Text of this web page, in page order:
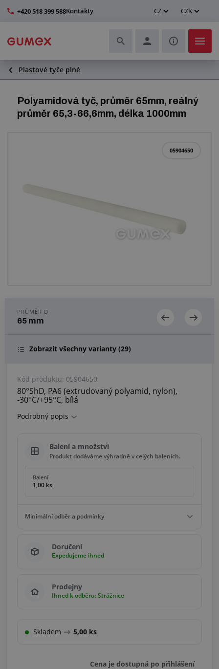
+420 518 399 588Kontakty CZ CZK
Hadice a jejich kompletace
Profily a výroba těsnění
Další pryžové a plastové výrobky
Plastové tyče plné
Polyamidová tyč, průměr 65mm, reálný
průměr 65,3-66,6mm, délka 1000mm
05904650
PRŮMĚR D
65 mm
Zobrazit všechny varianty (29)
Kód produktu: 05904650
80°ShD, PA6 (extrudovaný polyamid, nylon),
-30°C/+95°C, bílá
Podrobný popis
Balení a množství
Produkt dodáváme výhradně v celých baleních.
Balení
1,00 ks
Minimální odběr a podmínky
1,00 ks
Násobky 1,00 ks
Doručení
Expedujeme ihned
Prodejny
Ihned k odběru: Strážnice
Skladem 5,00 ks
Cena je dostupná po přihlášení